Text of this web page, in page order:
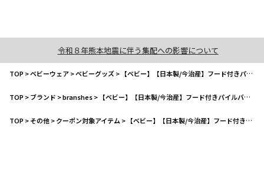
令和８年熊本地震に伴う集配への影響について
TOP>ベビーウェア>ベビーグッズ> 【ベビー】【日本製/今治産】フード付きパイルバスタオル
TOP>ブランド >branshes> 【ベビー】【日本製/今治産】フード付きパイルバスタオル
TOP>その他>クーポン対象アイテム > 【ベビー】【日本製/今治産】フード付きパイルバスタオル